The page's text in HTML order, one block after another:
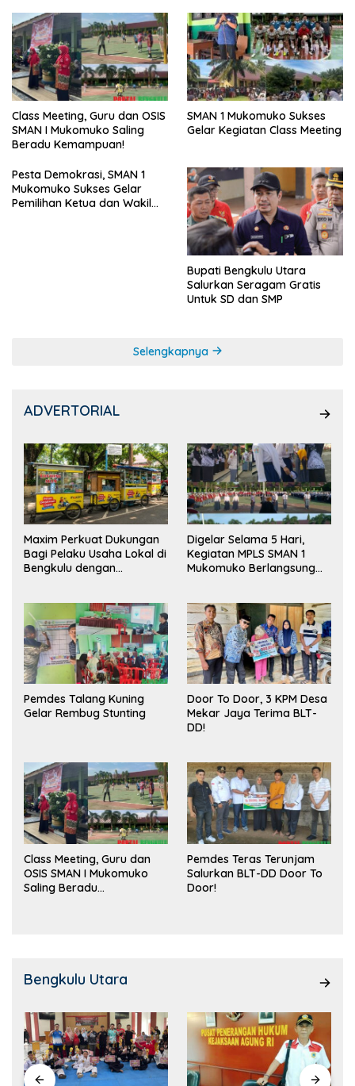
Class Meeting, Guru dan OSIS
SMAN I Mukomuko Saling
Beradu Kemampuan!
SMAN 1 Mukomuko Sukses
Gelar Kegiatan Class Meeting
Pesta Demokrasi, SMAN 1
Mukomuko Sukses Gelar
Pemilihan Ketua dan Wakil
Bupati Bengkulu Utara
Salurkan Seragam Gratis
Untuk SD dan SMP
Selengkapnya
ADVERTORIAL
Maxim Perkuat Dukungan
Bagi Pelaku Usaha Lokal di
Bengkulu dengan
Pasar
Digelar Selama 5 Hari,
Kegiatan MPLS SMAN 1
Mukomuko Berlangsung
Pemdes Talang Kuning
Gelar Rembug Stunting
Door To Door, 3 KPM Desa
Mekar Jaya Terima BLT-
DD!
Class Meeting, Guru dan
OSIS SMAN I Mukomuko
Saling Beradu
Pemdes Teras Terunjam
Salurkan BLT-DD Door To
Door!
Bengkulu Utara